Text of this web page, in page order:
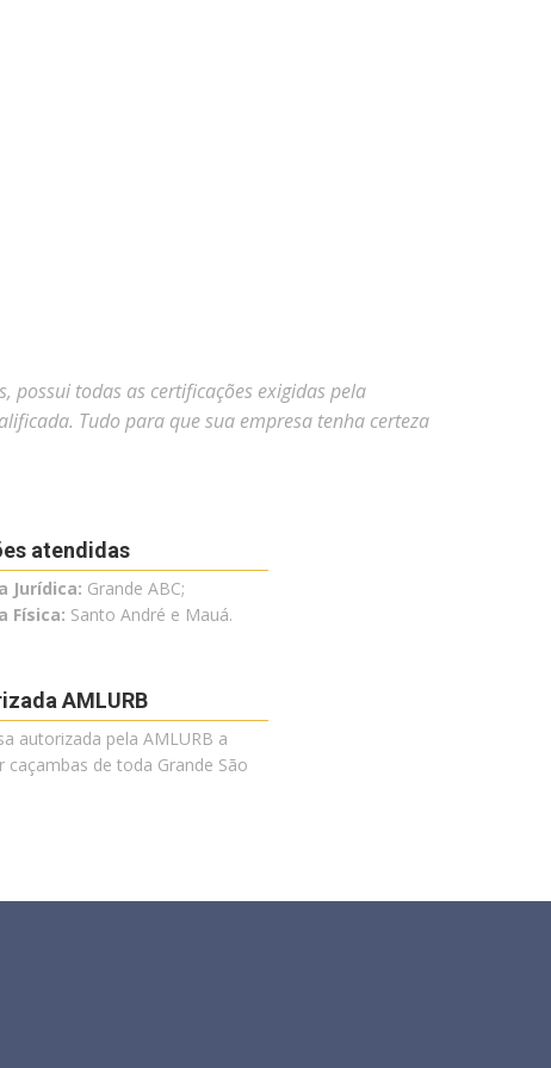
possui todas as certificações exigidas pela
Tudo para que sua empresa tenha certeza
atendidas
Jurídica: Grande ABC;
Física: Santo André e Mauá.
AMLURB
autorizada pela AMLURB a
caçambas de toda Grande São